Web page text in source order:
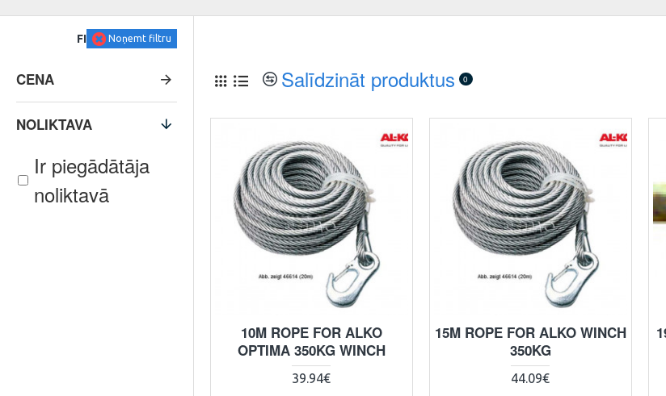
FILTRSNoņemt filtru
CENA
NOLIKTAVA
Ir piegādātāja
noliktavā
Salīdzināt produktus 0
10M ROPE FOR ALKO
OPTIMA 350KG WINCH
39.94€
15M ROPE FOR ALKO WINCH
350KG
44.09€